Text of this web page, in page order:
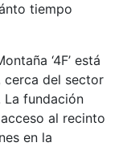
tiempo
‘4F’ está
cerca del sector
fundación
al recinto
en la